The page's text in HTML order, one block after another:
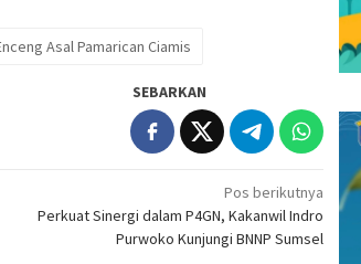
Asal Pamarican Ciamis
SEBARKAN
Pos berikutnya
Perkuat Sinergi dalam P4GN, Kakanwil Indro
Purwoko Kunjungi BNNP Sumsel